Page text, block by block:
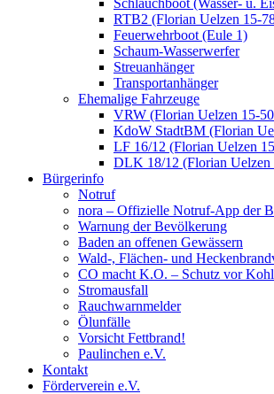
Schlauchboot (Wasser- u.
RTB2 (Florian Uelzen 15-
Feuerwehrboot (Eule 1)
Schaum-Wasserwerfer
Streuanhänger
Transportanhänger
Ehemalige Fahrzeuge
VRW (Florian Uelzen 15-
KdoW StadtBM (Florian
LF 16/12 (Florian Uelzen
DLK 18/12 (Florian Uelzen
Bürgerinfo
Notruf
nora – Offizielle Notruf-App der
Warnung der Bevölkerung
Baden an offenen Gewässern
Wald-, Flächen- und
CO macht K.O. – Schutz vor
Stromausfall
Rauchwarnmelder
Ölunfälle
Vorsicht Fettbrand!
Paulinchen e.V.
Kontakt
Förderverein e.V.